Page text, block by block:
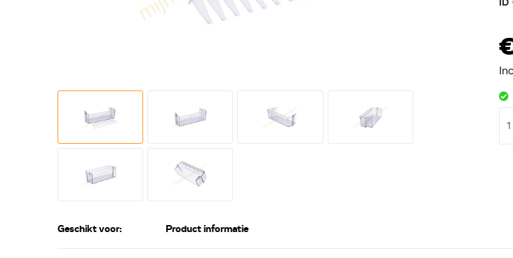
ID
Geschikt voor: Product informatie